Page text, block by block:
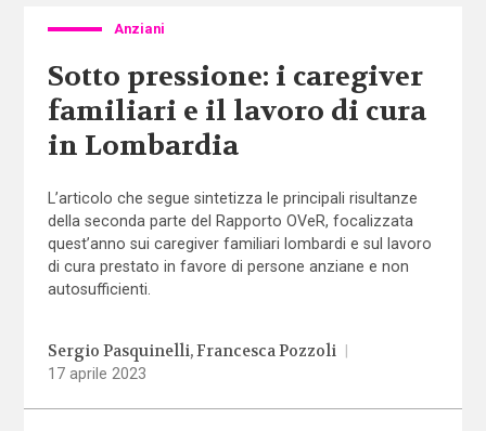
Anziani
Sotto pressione: i caregiver
familiari e il lavoro di cura
in Lombardia
L’articolo che segue sintetizza le principali risultanze
della seconda parte del Rapporto OVeR, focalizzata
quest’anno sui caregiver familiari lombardi e sul lavoro
di cura prestato in favore di persone anziane e non
autosufficienti.
Sergio Pasquinelli Francesca Pozzoli
17 aprile 2023